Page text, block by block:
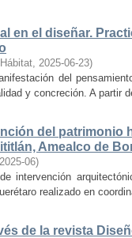
en el diseñar.
, 2025-06-23)
del
y concreción. A partir
del patrimonio
Amealco de
2025-06)
intervención
realizado en
de la revista